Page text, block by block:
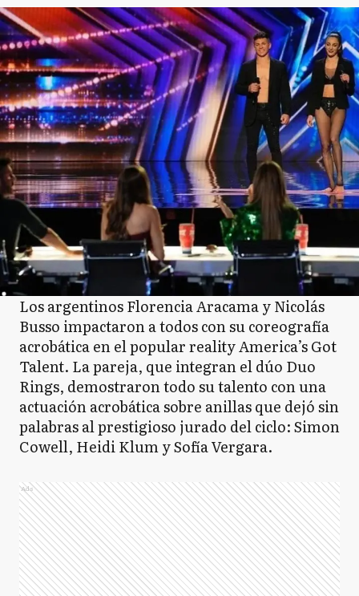
Los argentinos Florencia Aracama y Nicolás
Busso impactaron a todos con su coreografía
acrobática en el popular reality America’s Got
Talent. La pareja, que integran el dúo Duo
Rings, demostraron todo su talento con una
actuación acrobática sobre anillas que dejó sin
palabras al prestigioso jurado del ciclo: Simon
Cowell, Heidi Klum y Sofía Vergara.
Ads